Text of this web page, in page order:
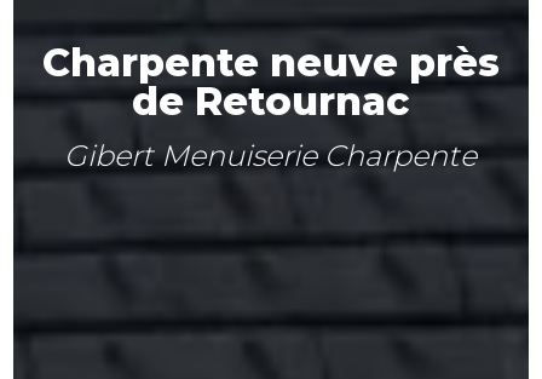
Charpente neuve près
de Retournac
Gibert Menuiserie Charpente